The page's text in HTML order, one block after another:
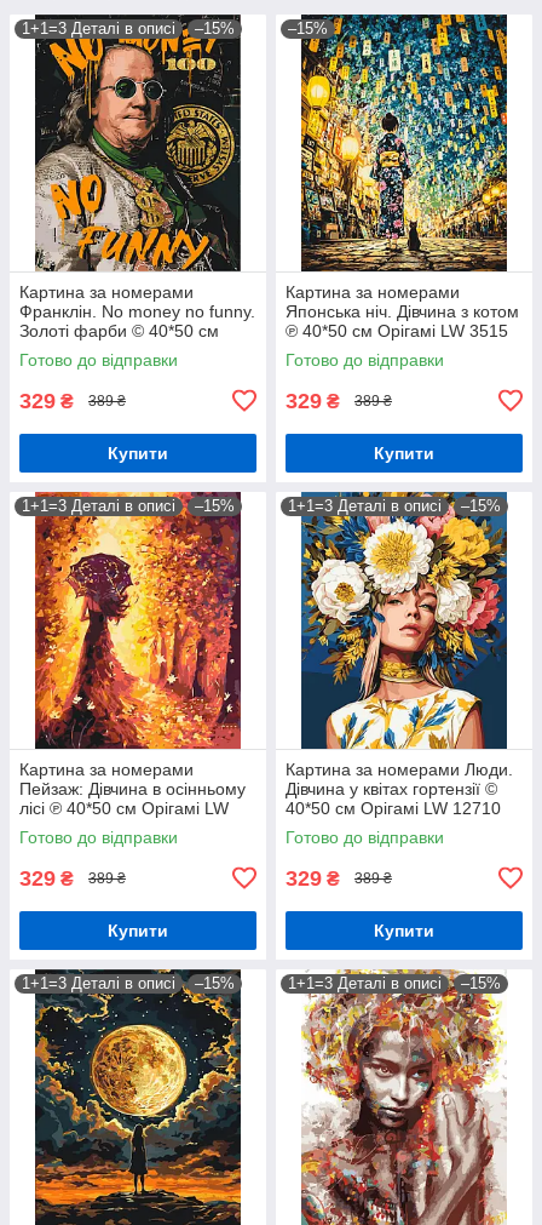
1+1=3 Деталі в описі –15%
Картина за номерами
Франклін. No money no funny.
Золоті фарби © 40*50 см
Орігамі LW 3284
Готово до відправки
329 ₴ 389 ₴
Купити
–15%
Картина за номерами
Японська ніч. Дівчина з котом
℗ 40*50 см Орігамі LW 3515
Готово до відправки
329 ₴ 389 ₴
Купити
1+1=3 Деталі в описі –15%
Картина за номерами
Пейзаж: Дівчина в осінньому
лісі ℗ 40*50 см Орігамі LW
3062
Готово до відправки
329 ₴ 389 ₴
Купити
1+1=3 Деталі в описі –15%
Картина за номерами Люди.
Дівчина у квітах гортензії ©
40*50 см Орігамі LW 12710
Готово до відправки
329 ₴ 389 ₴
Купити
1+1=3 Деталі в описі –15% 1+1=3 Деталі в описі –15%